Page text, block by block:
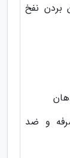
بردن نفخ
و ضد